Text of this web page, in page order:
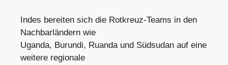
Indes bereiten sich die Rotkreuz-Teams in den
Nachbarländern wie
Uganda, Burundi, Ruanda und Südsudan auf eine
weitere regionale